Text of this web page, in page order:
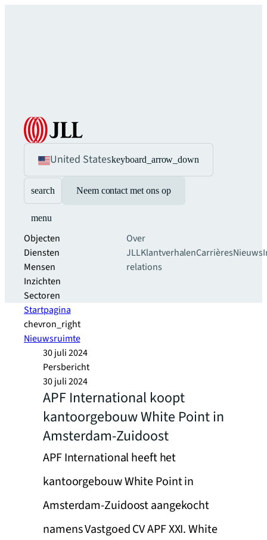
United Stateskeyboard_arrow_down
search Neem contact met ons op
menu
Objecten
Diensten
Mensen
Inzichten
Sectoren
Over
JLLKlantverhalenCarrièresNieuws
relations
Startpagina
chevron_right
Nieuwsruimte
30 juli 2024
Persbericht
30 juli 2024
APF International koopt
kantoorgebouw White Point in
Amsterdam-Zuidoost
APF International heeft het
kantoorgebouw White Point in
Amsterdam-Zuidoost aangekocht
namens Vastgoed CV APF XXI. White